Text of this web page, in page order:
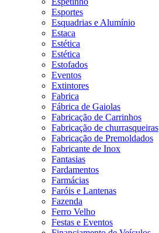
Esportes
Esquadrias e Alumínio
Estaca
Estética
Estética
Estofados
Eventos
Extintores
Fabrica
Fábrica de Gaiolas
Fabricação de Carrinhos
Fabricação de churrasqueiras
Fabricação de Premoldados
Fabricante de Inox
Fantasias
Fardamentos
Farmácias
Faróis e Lantenas
Fazenda
Ferro Velho
Festas e Eventos